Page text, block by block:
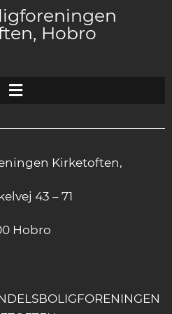
Hobro
Kirketoften,
43 – 71
Hobro